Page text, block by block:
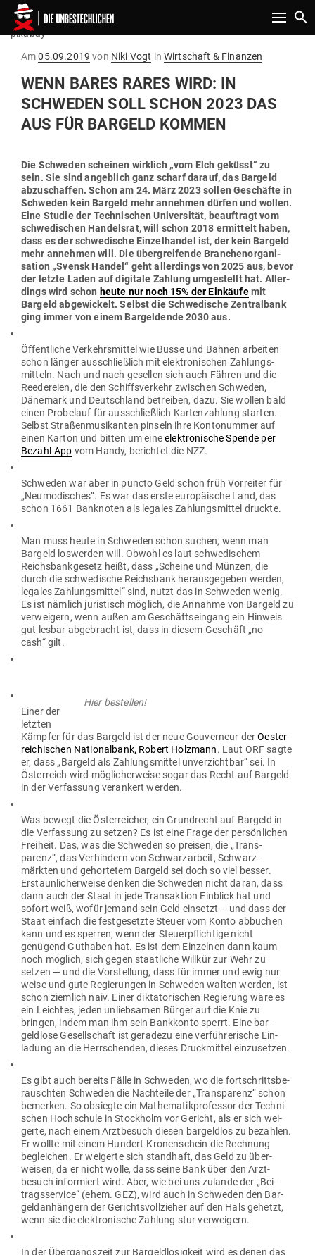
Toggle
pixabay
AmGepostet
05.09.2019 von Niki Vogt in Wirtschaft & Finanzen
WENN BARES RARES WIRD: IN
SCHWEDEN SOLL SCHON 2023 DAS
AUS FÜR BARGELD KOMMEN
Die Schweden scheinen wirklich „vom Elch geküsst“ zu
sein. Sie sind angeblich ganz scharf darauf, das Bargeld
abzu­schaffen. Schon am 24. März 2023 sollen Geschäfte in
Schweden kein Bargeld mehr annehmen dürfen und wollen.
Eine Studie der Tech­ni­schen Uni­ver­sität, beauf­tragt vom
schwe­di­schen Han­delsrat, will schon 2018 ermittelt haben,
dass es der schwe­dische Ein­zel­handel ist, der kein Bargeld
mehr annehmen will. Die über­grei­fende Bran­chen­or­ga­ni­
sation „Svensk Handel“ geht aller­dings von 2025 aus, bevor
der letzte Laden auf digitale Zahlung umge­stellt hat. Aller­
dings wird schon heute nur noch 15% der Ein­käufemit
Bargeld abge­wi­ckelt. Selbst die Schwe­dische Zen­tralbank
ging immer von einem Bar­gel­dende 2030 aus.
Öffent­liche Ver­kehrs­mittel wie Busse und Bahnen arbeiten
schon länger aus­schließlich mit elek­tro­ni­schen Zah­lungs­
mitteln. Nach und nach gesellen sich auch Fähren und die
Ree­de­reien, die den Schiffs­verkehr zwi­schen Schweden,
Dänemark und Deutschland betreiben, dazu. Sie wollen bald
einen Pro­belauf für aus­schließlich Kar­ten­zahlung starten.
Selbst Stra­ßen­mu­si­kanten pinseln ihre Kon­to­nummer auf
einen Karton und bitten um eineelek­tro­nische Spende per
Bezahl-App vom Handy, berichtet die NZZ.
Schweden war aber in puncto Geld schon früh Vor­reiter für
„Neu­mo­di­sches“. Es war das erste euro­päische Land, das
schon 1661 Bank­noten als legales Zah­lungs­mittel druckte.
Man muss heute in Schweden schon suchen, wenn man
Bargeld los­werden will. Obwohl es laut schwe­di­schem
Reichs­bank­gesetz heißt, dass „Scheine und Münzen, die
durch die schwe­dische Reichsbank her­aus­ge­geben werden,
legales Zah­lungs­mittel“ sind, nutzt das in Schweden wenig.
Es ist nämlich juris­tisch möglich, die Annahme von Bargeld zu
ver­weigern, wenn außen am Geschäfts­eingang ein Hinweis
gut lesbar abge­bracht ist, dass in diesem Geschäft „no
cash“ gilt.
Hier bestellen!
Einer der
letzten
Kämpfer für das Bargeld ist der neue Gou­verneur derOes­ter­
rei­chi­schen Natio­nalbank, Robert Holzmann. Laut ORF sagte
er, dass „Bargeld als Zah­lungs­mittel unver­zichtbar“ sei. In
Öster­reich wird mög­li­cher­weise sogar das Recht auf Bargeld
in der Ver­fassung ver­ankert werden.
Was bewegt die Öster­reicher, ein Grund­recht auf Bargeld in
die Ver­fassung zu setzen? Es ist eine Frage der per­sön­lichen
Freiheit. Das, was die Schweden so preisen, die „Trans­
parenz“, das Ver­hindern von Schwarz­arbeit, Schwarz­
märkten und gehor­tetem Bargeld sei doch so viel besser.
Erstaun­li­cher­weise denken die Schweden nicht daran, dass
dann auch der Staat in jede Trans­aktion Ein­blick hat und
sofort weiß, wofür jemand sein Geld ein­setzt – und dass der
Staat einfach die fest­ge­setzte Steuer vom Konto abbuchen
kann und es sperren, wenn der Steu­er­pflichtige nicht
genügend Gut­haben hat. Es ist dem Ein­zelnen dann kaum
noch möglich, sich gegen staat­liche Willkür zur Wehr zu
setzen — und die Vor­stellung, dass für immer und ewig nur
weise und gute Regie­rungen in Schweden walten werden, ist
schon ziemlich naiv. Einer dik­ta­to­ri­schen Regierung wäre es
ein Leichtes, jeden unlieb­samen Bürger auf die Knie zu
bringen, indem man ihm sein Bank­konto sperrt. Eine bar­
geldlose Gesell­schaft ist geradezu eine ver­füh­re­rische Ein­
ladung an die Herr­schenden, dieses Druck­mittel einzusetzen.
Es gibt auch bereits Fälle in Schweden, wo die fort­schritts­be­
rauschten Schweden die Nach­teile der „Trans­parenz“ schon
bemerken. So obsiegte ein Mathe­ma­tik­pro­fessor der Tech­ni­
schen Hoch­schule in Stockholm vor Gericht, als er sich wei­
gerte, nach einem Arzt­besuch diesen bar­geldlos zu bezahlen.
Er wollte mit einem Hundert-Kro­nen­schein die Rechnung
begleichen. Er wei­gerte sich standhaft, das Geld zu über­
weisen, da er nicht wolle, dass seine Bank über den Arzt­
besuch infor­miert wird. Aber, wie bei uns zulande der „Bei­
trags­service“ (ehem. GEZ), wird auch in Schweden den Bar­
geld­an­hängern der Gerichts­voll­zieher auf den Hals gehetzt,
wenn sie die elek­tro­nische Zahlung stur verweigern.
In der Über­gangszeit zur Bar­geld­lo­sigkeit wird es denen das